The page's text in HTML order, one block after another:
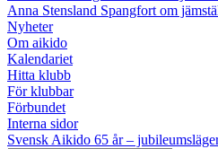
Anna Stensland Spangfort om
Nyheter
Om aikido
Kalendariet
Hitta klubb
För klubbar
Förbundet
Interna sidor
Svensk Aikido 65 år –